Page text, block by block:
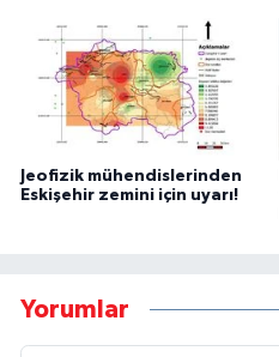
Jeofizik mühendislerinden
Eskişehir zemini için uyarı!
Yorumlar